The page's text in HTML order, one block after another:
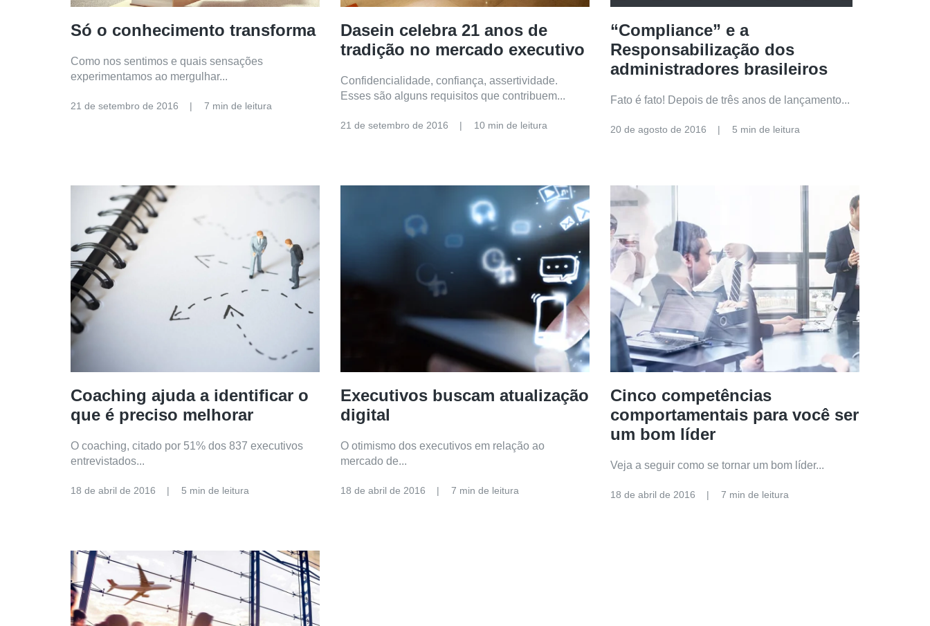
Só o conhecimento transforma
Como nos sentimos e quais sensações
experimentamos ao mergulhar...
21 de setembro de 2016 7 min de leitura
Dasein celebra 21 anos de
tradição no mercado executivo
Confidencialidade, confiança, assertividade.
Esses são alguns requisitos que contribuem...
21 de setembro de 2016 10 min de leitura
“Compliance” e a
Responsabilização dos
administradores brasileiros
Fato é fato! Depois de três anos de lançamento...
20 de agosto de 2016 5 min de leitura
Coaching ajuda a identificar o
que é preciso melhorar
O coaching, citado por 51% dos 837 executivos
entrevistados...
18 de abril de 2016 5 min de leitura
Executivos buscam atualização
digital
O otimismo dos executivos em relação ao
mercado de...
18 de abril de 2016 7 min de leitura
Cinco competências
comportamentais para você ser
um bom líder
Veja a seguir como se tornar um bom líder...
18 de abril de 2016 7 min de leitura